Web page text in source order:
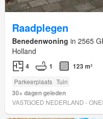
Raadplegen
Benedenwoning in 2565
Holland
4 1 123 m²
Parkeerplaats Tuin
30+ dagen geleden
VASTGOED NEDERLAND -